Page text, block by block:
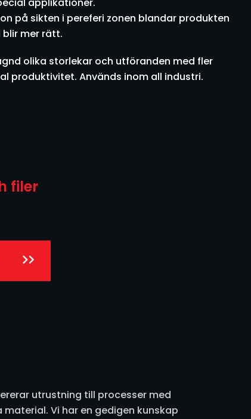
på sikten i pereferi zonen blandar produkten
mer rätt.
olika storlekar och utföranden med fler
produktivitet. Används inom all industri.
filer
utrustning till processer med
Vi har en gedigen kunskap